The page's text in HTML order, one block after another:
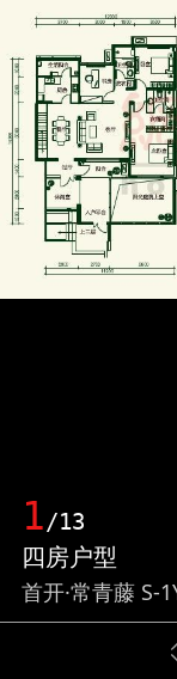
1/13
四房户型
首开·常青藤 S-